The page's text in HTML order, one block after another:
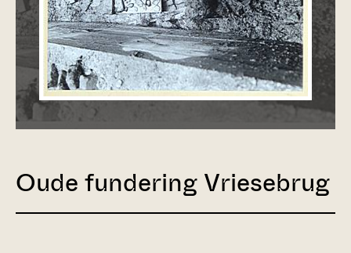
Oude fundering Vriesebrug